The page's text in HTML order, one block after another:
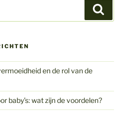
en de rol van de
baby’s: wat zijn de voordelen?